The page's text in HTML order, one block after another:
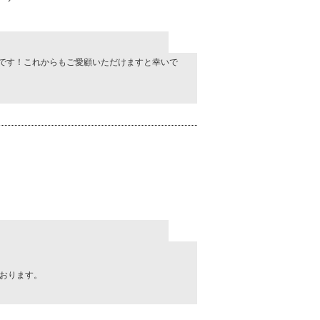
す！これからもご愛顧いただけますと幸いで
ります。